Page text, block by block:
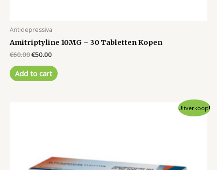
Antidepressiva
Amitriptyline 10MG – 30 Tabletten Kopen
€60.00Original
was:
€60.00.
€50.00Current
is:
€50.00.
Add to cart
Uitverkoop!